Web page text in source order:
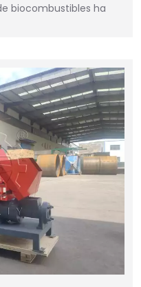
biocombustibles ha